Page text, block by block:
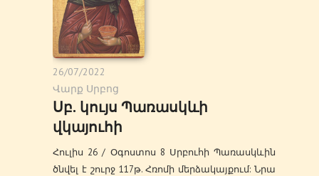
26/07/2022
Վարք Սրբոց
Սբ. կույս Պառասկևի
վկայուհի
Հուլիս 26 / Օգոստոս 8 Սրբուհի Պառասկևին
ծնվել է շուրջ 117թ. Հռոմի մերձակայքում: Նրա